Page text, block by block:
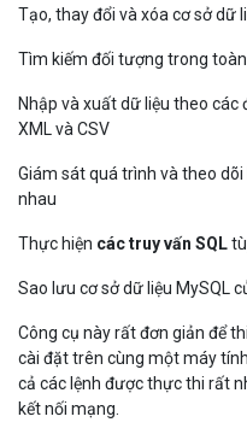
Tạo, thay đổi và xóa cơ sở dữ
Tìm kiếm đối tượng trong
Nhập và xuất dữ liệu theo các
XML và CSV
Giám sát quá trình và theo
nhau
Thực hiện các truy vấn SQL
Sao lưu cơ sở dữ liệu MySQL
Công cụ này rất đơn giản để
cài đặt trên cùng một máy
cả các lệnh được thực thi rất
kết nối mạng.